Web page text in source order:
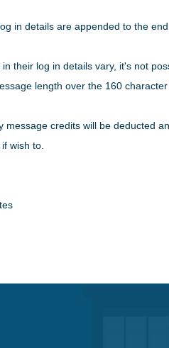
in details are appended to the
their log in details vary, it's not
length over the 160 character
credits will be deducted
wish to.